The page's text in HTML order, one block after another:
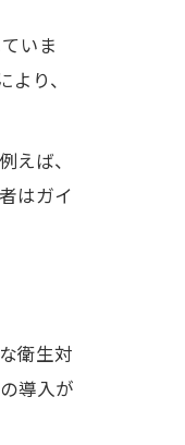
いま
り、
えば、
はガイ
衛生対
導入が